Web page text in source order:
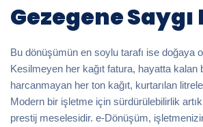
Gezegene
Bu dönüşümün en soylu tarafı ise doğaya
Kesilmeyen her kağıt fatura, hayatta kalan
harcanmayan her ton kağıt, kurtarılan
Modern bir işletme için sürdürülebilirlik
prestij meselesidir. e-Dönüşüm,